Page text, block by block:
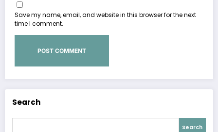
Save my name, email, and website in this browser for the next
time I comment.
Search
Search